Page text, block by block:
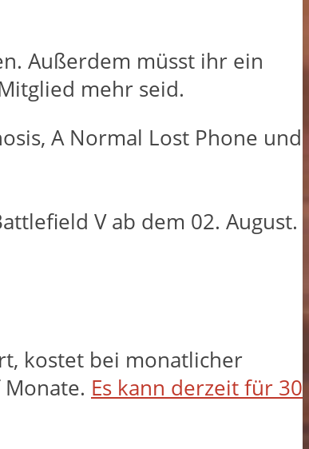
Außerdem müsst ihr ein
mehr seid.
A Normal Lost Phone und
V ab dem 02. August.
kostet bei monatlicher
Es kann derzeit für 30